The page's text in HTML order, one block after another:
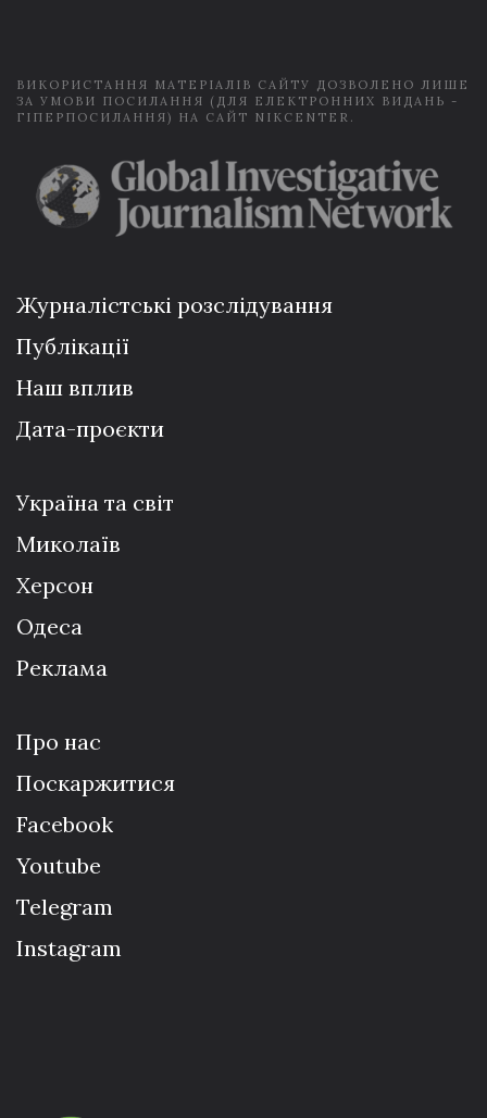
ВИКОРИСТАННЯ МАТЕРІАЛІВ САЙТУ ДОЗВОЛЕНО ЛИШЕ
ЗА УМОВИ ПОСИЛАННЯ (ДЛЯ ЕЛЕКТРОННИХ ВИДАНЬ -
ГІПЕРПОСИЛАННЯ) НА САЙТ NIKCENTER.
Журналістські розслідування
Публікації
Наш вплив
Дата-проєкти
Україна та світ
Миколаїв
Херсон
Одеса
Реклама
Про нас
Поскаржитися
Facebook
Youtube
Telegram
Instagram